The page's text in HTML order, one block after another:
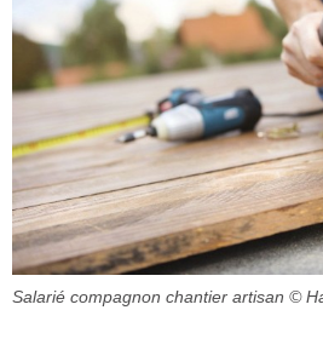
Salarié compagnon chantier artisan ©